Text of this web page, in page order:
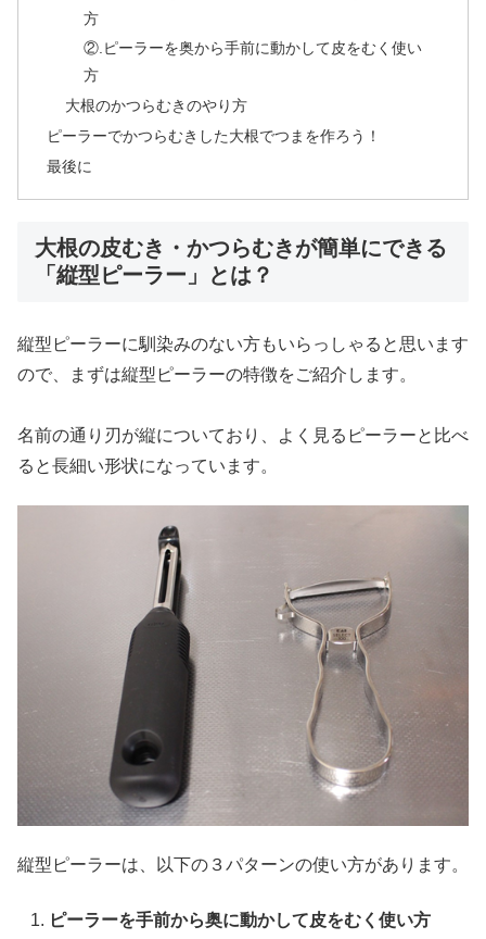
方
②.ピーラーを奥から手前に動かして皮をむく使い
方
大根のかつらむきのやり方
ピーラーでかつらむきした大根でつまを作ろう！
最後に
大根の皮むき・かつらむきが簡単にできる
「縦型ピーラー」とは？
縦型ピーラーに馴染みのない方もいらっしゃると思います
ので、まずは縦型ピーラーの特徴をご紹介します。
名前の通り刃が縦についており、よく見るピーラーと比べ
ると長細い形状になっています。
縦型ピーラーは、以下の３パターンの使い方があります。
ピーラーを手前から奥に動かして皮をむく使い方